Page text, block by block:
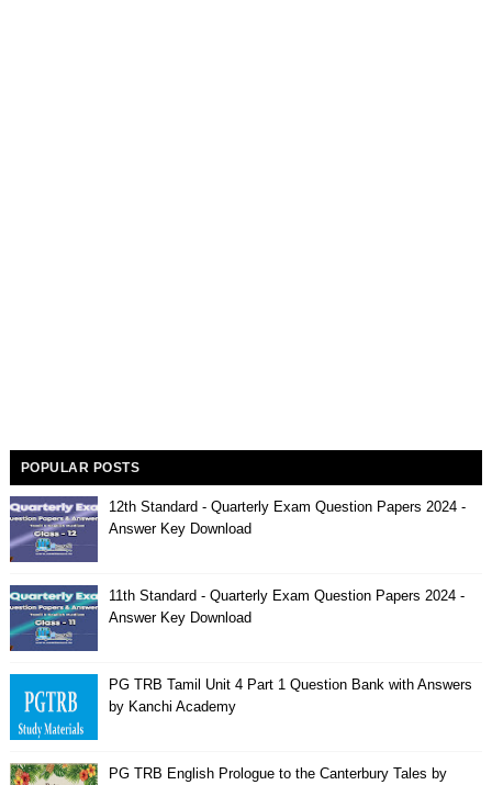
POPULAR POSTS
12th Standard - Quarterly Exam Question Papers 2024 -
Answer Key Download
11th Standard - Quarterly Exam Question Papers 2024 -
Answer Key Download
PG TRB Tamil Unit 4 Part 1 Question Bank with Answers
by Kanchi Academy
PG TRB English Prologue to the Canterbury Tales by